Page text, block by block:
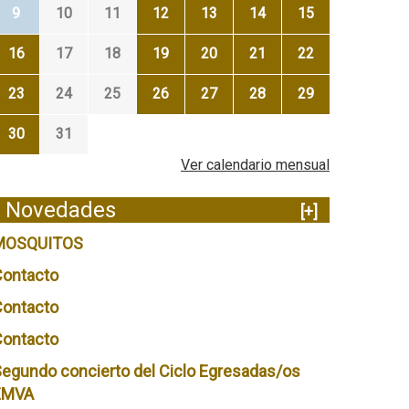
9 10 11 12 13 14 15
16 17 18 19 20 21 22
23 24 25 26 27 28 29
30
31
Ver calendario mensual
Novedades
[+]
concierto del Ciclo Egresadas/os